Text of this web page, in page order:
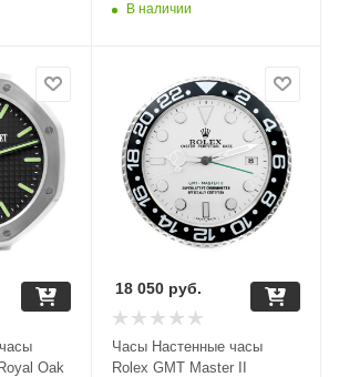
В наличии
Oak
Часы Настенные часы
Rolex GMT Master II
18 050руб.